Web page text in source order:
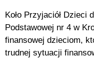
Koło Przyjaciół Dzieci
Podstawowej nr 4 w
finansowej dzieciom,
trudnej sytuacji